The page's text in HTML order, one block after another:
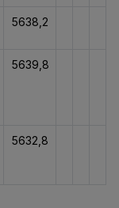
5638,2
5639,8
5632,8